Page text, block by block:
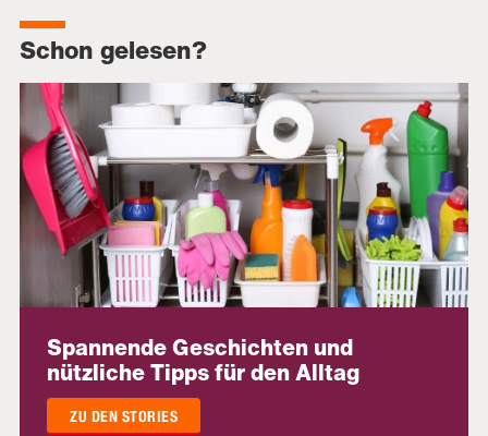
Schon gelesen?
Spannende Geschichten und
nützliche Tipps für den Alltag
ZU DEN STORIES